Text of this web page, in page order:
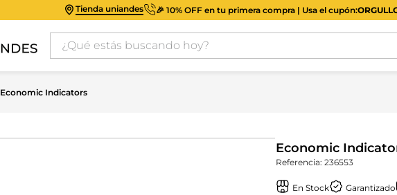
Tienda uniandes 🎉 10% OFF en tu primera compra | Usa el cupón:
¿Qué estás buscando hoy?
Economic Indicators
Economic
Referencia: 236553
En Stock Garantizado